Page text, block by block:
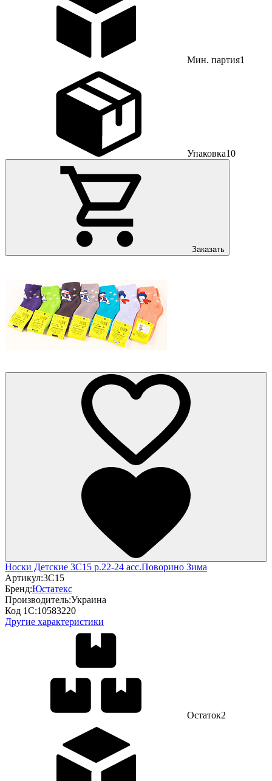
Мин. партия1
Упаковка10
Заказать
Носки Детские 3С15 р.22-24 асс.Поворино Зима
Артикул:3С15
Бренд:Юстатекс
Производитель:Украина
Код 1С:10583220
Другие характеристики
Остаток2